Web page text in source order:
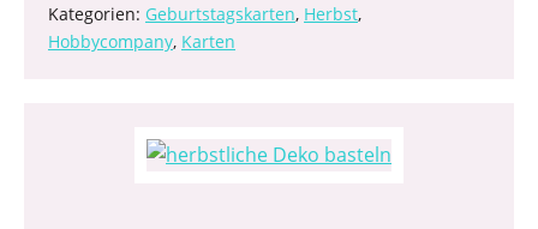
Kategorien: Geburtstagskarten, Herbst,
Hobbycompany, Karten